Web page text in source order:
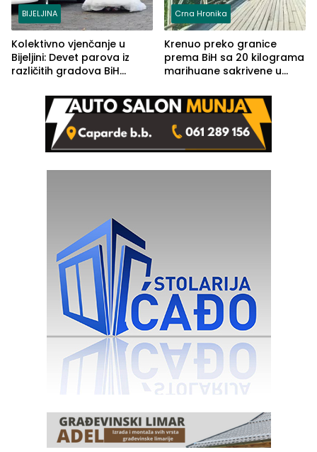
BIJELJINA
Kolektivno vjenčanje u
Bijeljini: Devet parova iz
različitih gradova BiH
Crna Hronika
Krenuo preko granice
prema BiH sa 20 kilograma
marihuane sakrivene u